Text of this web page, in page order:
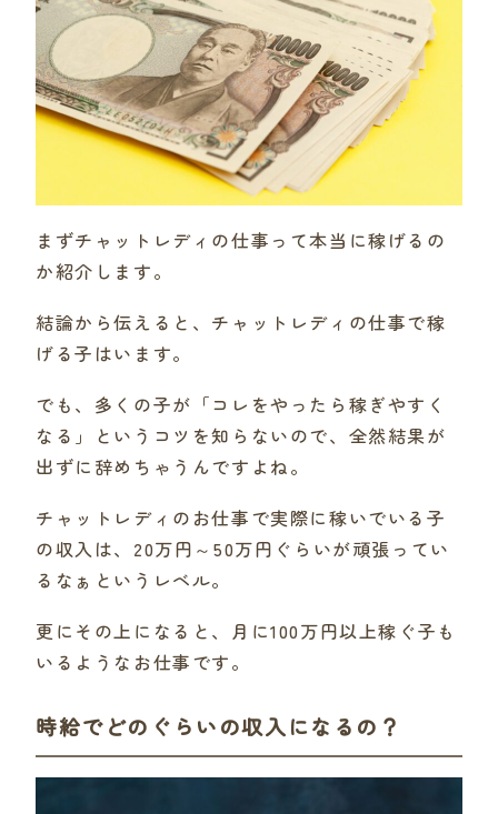
まずチャットレディの仕事って本当に稼げるの
か紹介します。
結論から伝えると、チャットレディの仕事で稼
げる子はいます。
でも、多くの子が「コレをやったら稼ぎやすく
なる」というコツを知らないので、全然結果が
出ずに辞めちゃうんですよね。
チャットレディのお仕事で実際に稼いでいる子
の収入は、20万円～50万円ぐらいが頑張ってい
るなぁというレベル。
更にその上になると、月に100万円以上稼ぐ子も
いるようなお仕事です。
時給でどのぐらいの収入になるの？